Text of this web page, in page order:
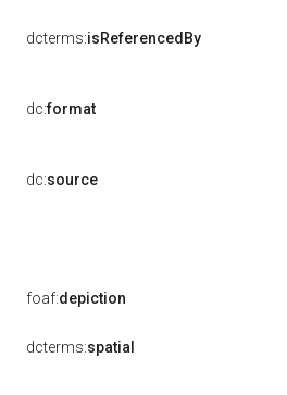
dcterms:isReferencedBy
dc:format
dc:source
foaf:depiction
dcterms:spatial